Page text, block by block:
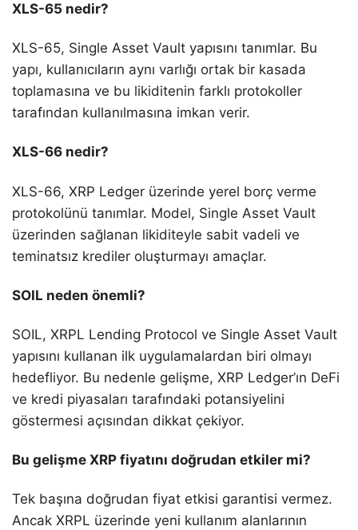
XLS-65 nedir?
XLS-65, Single Asset Vault yapısını tanımlar. Bu
yapı, kullanıcıların aynı varlığı ortak bir kasada
toplamasına ve bu likiditenin farklı protokoller
tarafından kullanılmasına imkan verir.
XLS-66 nedir?
XLS-66, XRP Ledger üzerinde yerel borç verme
protokolünü tanımlar. Model, Single Asset Vault
üzerinden sağlanan likiditeyle sabit vadeli ve
teminatsız krediler oluşturmayı amaçlar.
SOIL neden önemli?
SOIL, XRPL Lending Protocol ve Single Asset Vault
yapısını kullanan ilk uygulamalardan biri olmayı
hedefliyor. Bu nedenle gelişme, XRP Ledger’ın DeFi
ve kredi piyasaları tarafındaki potansiyelini
göstermesi açısından dikkat çekiyor.
Bu gelişme XRP fiyatını doğrudan etkiler mi?
Tek başına doğrudan fiyat etkisi garantisi vermez.
Ancak XRPL üzerinde yeni kullanım alanlarının